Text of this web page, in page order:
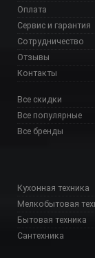
Оплата
Сервис и гарантия
Сотрудничество
Отзывы
Контакты
Все скидки
Все популярные
Все бренды
Кухонная техника
Мелкобытовая
Бытовая техника
Сантехника